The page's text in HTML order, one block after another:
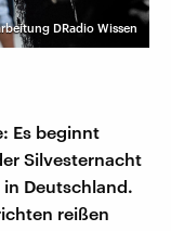
DRadio Wissen
Es beginnt
Silvesternacht
Deutschland.
reißen